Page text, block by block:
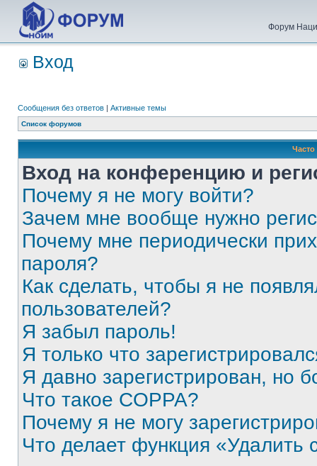
Форум
Вход
Сообщения без ответов | Активные темы
Список форумов
Вход на конференцию и
Почему я не могу войти?
Зачем мне вообще нужно
Почему мне периодически
пароля?
Как сделать, чтобы я не
пользователей?
Я забыл пароль!
Я только что
Я давно зарегистрирован, но
Что такое COPPA?
Почему я не могу
Что делает функция «Удалить